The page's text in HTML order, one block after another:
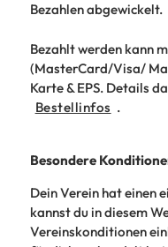
Bezahlen abgewickelt.
Bezahlt werden kann
(MasterCard/Visa/
Karte & EPS. Details
Bestellinfos .
Besondere
Dein Verein hat einen
kannst du in diesem
Vereinskonditionen